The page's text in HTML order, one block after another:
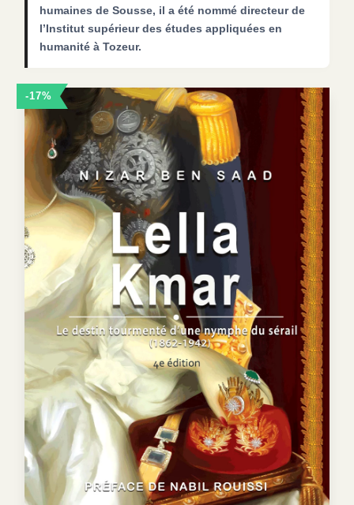
humaines de Sousse, il a été nommé directeur de
l’Institut supérieur des études appliquées en
humanité à Tozeur.
-17%